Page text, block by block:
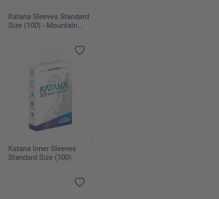
Katana Sleeves Standard
Size (100) - Mountain
Katana Inner Sleeves
Standard Size (100)